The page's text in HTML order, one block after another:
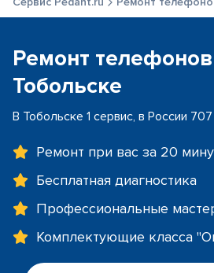
Ремонт
Тобольске
В Тобольске 1 сервис, в России
Ремонт при вас за 20
Бесплатная диагностика
Профессиональные
Комплектующие класса